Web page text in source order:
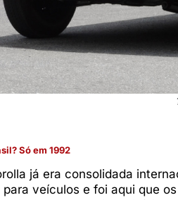
Só em 1992
já era consolidada
veículos e foi aqui que